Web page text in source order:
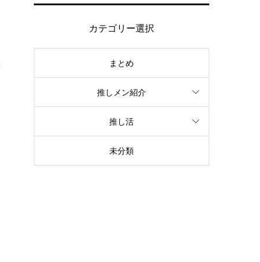
カテゴリー選択
まとめ
推しメン紹介
推し活
未分類